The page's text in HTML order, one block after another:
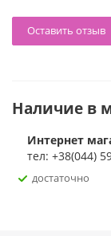
Оставить отзыв
Наличие в
Интернет
тел: +38(044)
достаточно